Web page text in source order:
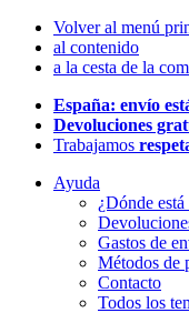
Volver al menú
al contenido
a la cesta de la
España: envío
Devoluciones
Trabajamos
Ayuda
¿Dónde
Gastos de
Métodos de
Contacto
Todos los